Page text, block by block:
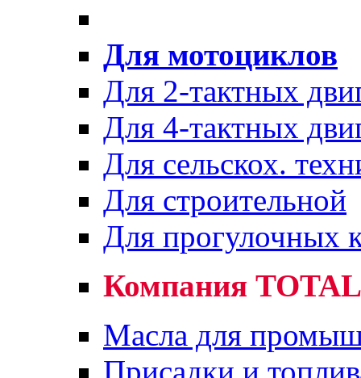
Для мотоциклов
Для 2-тактных
Для 4-тактных
Для сельскох.
Для строительной
Для прогулочных
Компания TOTAL
Масла для
Присадки и